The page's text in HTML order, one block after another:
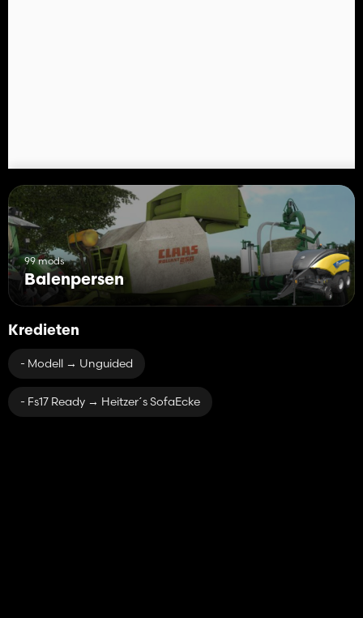
99 mods
Balenpersen
Kredieten
- Modell → Unguided
- Fs17 Ready → Heitzer´s SofaEcke